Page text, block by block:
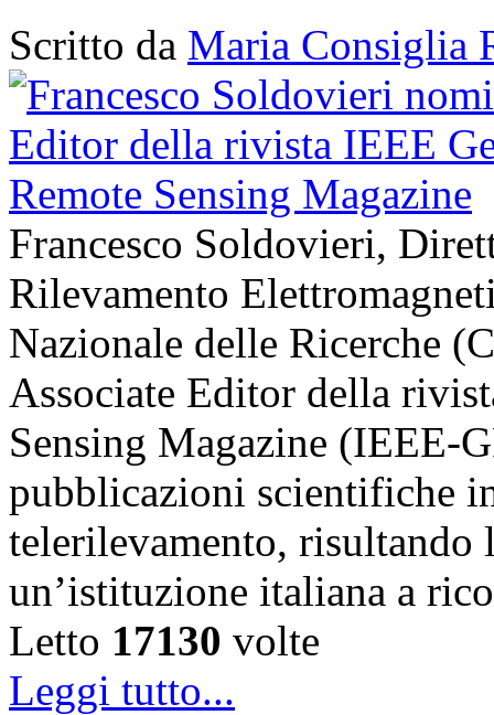
Scritto da Maria Consiglia
Francesco Soldovieri,
Rilevamento
Nazionale delle Ricerche
Associate Editor della
Sensing Magazine (IEEE-
pubblicazioni scientifiche
telerilevamento, risultando
un’istituzione italiana a
Letto 17130 volte
Leggi tutto...